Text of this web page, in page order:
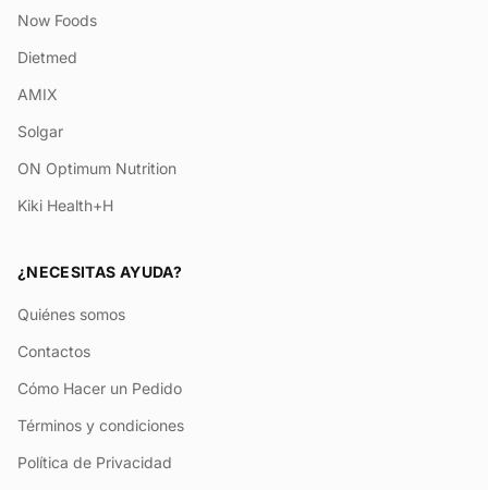
Now Foods
Dietmed
AMIX
Solgar
ON Optimum Nutrition
Kiki Health+H
¿NECESITAS AYUDA?
Quiénes somos
Contactos
Cómo Hacer un Pedido
Términos y condiciones
Política de Privacidad